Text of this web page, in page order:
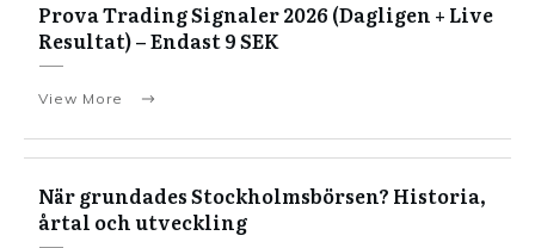
Prova Trading Signaler 2026 (Dagligen + Live
Resultat) – Endast 9 SEK
View More
När grundades Stockholmsbörsen? Historia,
årtal och utveckling